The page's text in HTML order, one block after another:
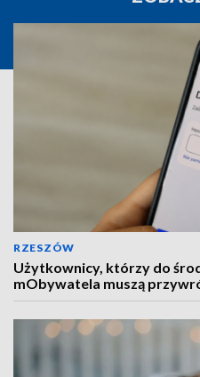
RZESZÓW
Użytkownicy, którzy do
mObywatela muszą